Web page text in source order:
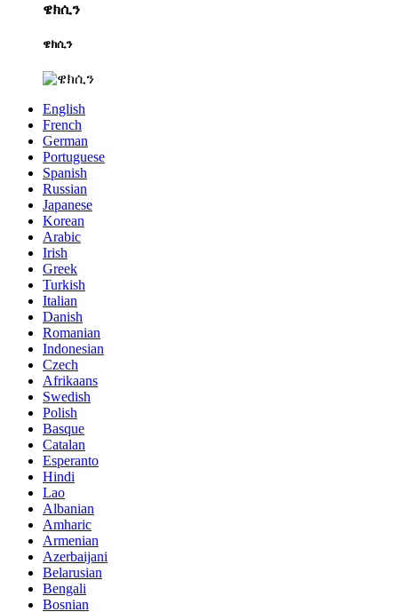
ዌክሲን
ዌክሲን
English
French
German
Portuguese
Spanish
Russian
Japanese
Korean
Arabic
Irish
Greek
Turkish
Italian
Danish
Romanian
Indonesian
Czech
Afrikaans
Swedish
Polish
Basque
Catalan
Esperanto
Hindi
Lao
Albanian
Amharic
Armenian
Azerbaijani
Belarusian
Bengali
Bosnian